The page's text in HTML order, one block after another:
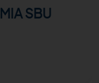
SBU